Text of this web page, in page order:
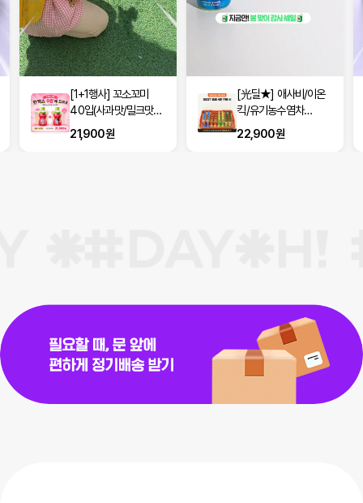
[1+1행사] 꼬소꼬미
40입(사과맛/밀크맛/
옥수수차/보리차 택2)
21,900원
[光딜★] 애사비/이온
킥/유기농수염차
500ml 24입+6입
(100원♥)
22,900원